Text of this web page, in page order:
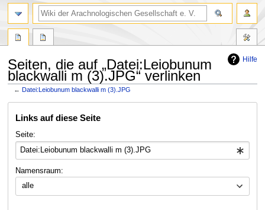
Hilfe
Seiten, die auf „Datei:Leiobunum
blackwalli m (3).JPG“ verlinken
←Datei:Leiobunum blackwalli m (3).JPG
Navigation
Suche
Links auf diese Seite
Seite:
Namensraum:
alle